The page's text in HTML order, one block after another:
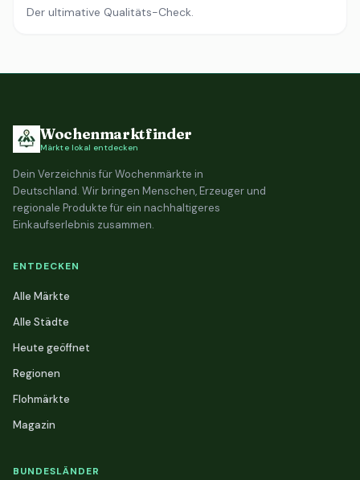
Der ultimative Qualitäts-Check.
Wochenmarktfinder
Märkte lokal entdecken
Dein Verzeichnis für Wochenmärkte in
Deutschland. Wir bringen Menschen, Erzeuger und
regionale Produkte für ein nachhaltigeres
Einkaufserlebnis zusammen.
ENTDECKEN
Alle Märkte
Alle Städte
Heute geöffnet
Regionen
Flohmärkte
Magazin
BUNDESLÄNDER